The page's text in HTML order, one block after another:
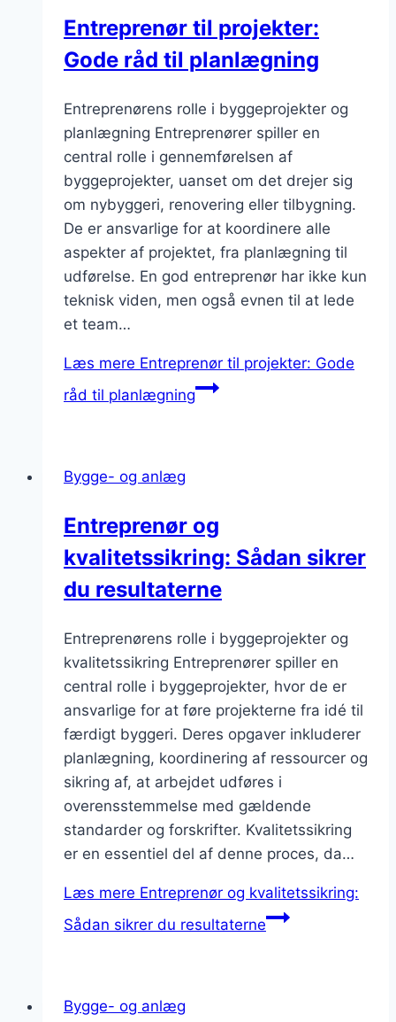
Entreprenør til projekter:
Gode råd til planlægning
Entreprenørens rolle i byggeprojekter og
planlægning Entreprenører spiller en
central rolle i gennemførelsen af
byggeprojekter, uanset om det drejer sig
om nybyggeri, renovering eller tilbygning.
De er ansvarlige for at koordinere alle
aspekter af projektet, fra planlægning til
udførelse. En god entreprenør har ikke kun
teknisk viden, men også evnen til at lede
et team…
Læs mere Entreprenør til projekter: Gode
råd til planlægning
Bygge- og anlæg
Entreprenør og
kvalitetssikring: Sådan sikrer
du resultaterne
Entreprenørens rolle i byggeprojekter og
kvalitetssikring Entreprenører spiller en
central rolle i byggeprojekter, hvor de er
ansvarlige for at føre projekterne fra idé til
færdigt byggeri. Deres opgaver inkluderer
planlægning, koordinering af ressourcer og
sikring af, at arbejdet udføres i
overensstemmelse med gældende
standarder og forskrifter. Kvalitetssikring
er en essentiel del af denne proces, da…
Læs mere Entreprenør og kvalitetssikring:
Sådan sikrer du resultaterne
Bygge- og anlæg